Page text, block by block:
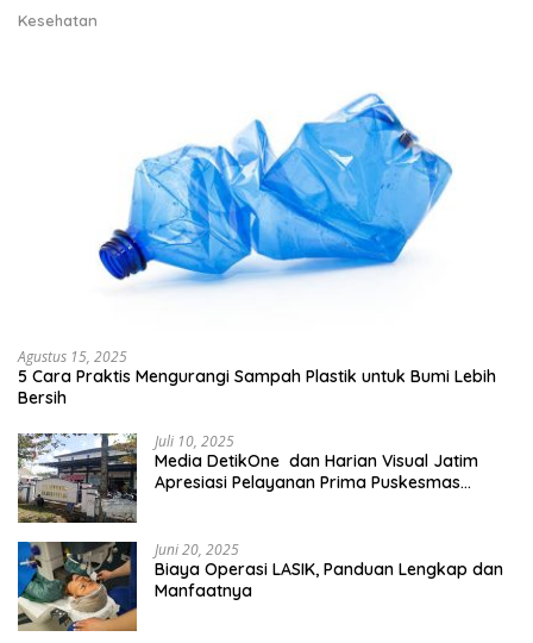
Kesehatan
Agustus 15, 2025
5 Cara Praktis Mengurangi Sampah Plastik untuk Bumi Lebih
Bersih
Juli 10, 2025
Media DetikOne dan Harian Visual Jatim
Apresiasi Pelayanan Prima Puskesmas
Juni 20, 2025
Biaya Operasi LASIK, Panduan Lengkap dan
Manfaatnya